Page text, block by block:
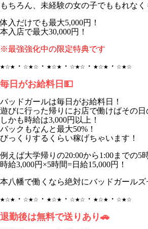
もちろん、未経験の女の子でももれな
体入だけでも最大5,000円！
本入店で最大30,000円！
※最強強化中の限定特典です
★☆★・☆★☆・★☆★・☆★☆・★☆★・☆★☆
毎日がお給料日💵
バッドガールは毎日がお給料日！
遊びに行った帰りにお店で働けばその日
しかも時給は3,000円以上！
バックもなんと最大50%！
びっくりするくらい稼げちゃいます！
例えば大学帰りの20:00から1:00までの5
時給3,000円×5時間=日給15,000円！
本八幡で働くなら絶対にバッドガール
★☆★・☆★☆・★☆★・☆★☆・★☆★・☆★☆
退勤後は無料で送りあり🚗